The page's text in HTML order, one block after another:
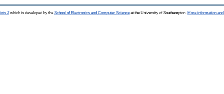
3which is developed by the School of Electronics and Computer Science at the University of Southampton. More information